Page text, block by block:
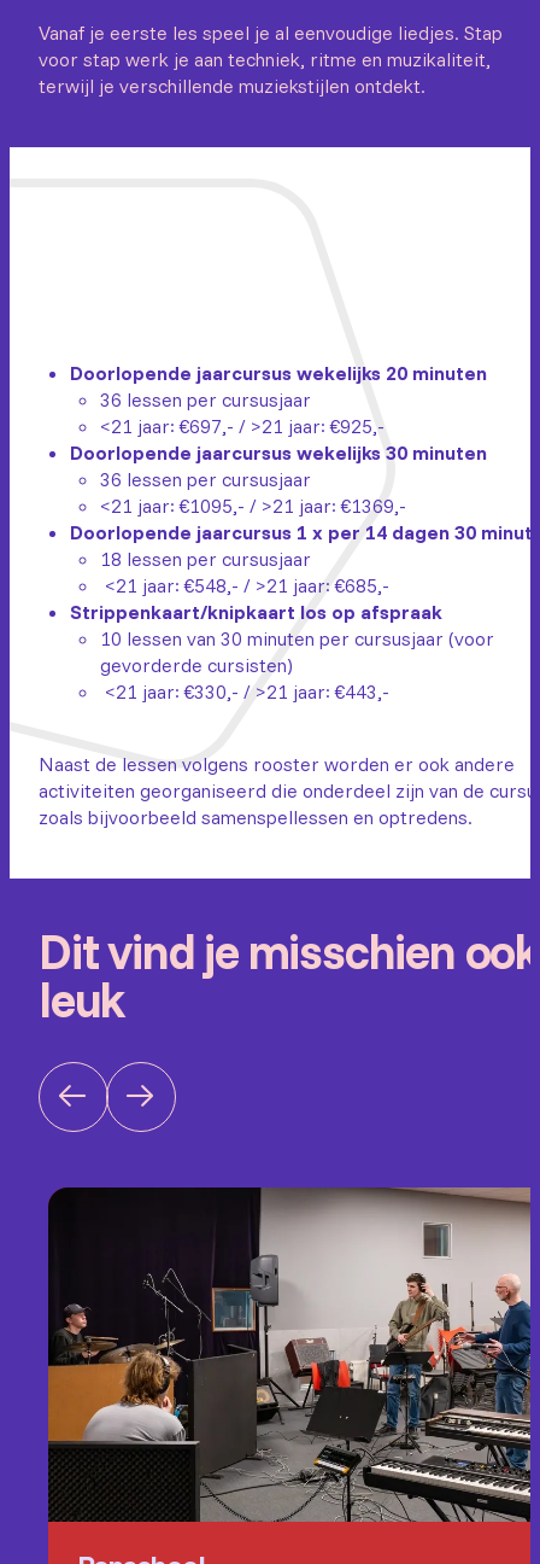
Vanaf je eerste les speel je al eenvoudige liedjes. Stap
voor stap werk je aan techniek, ritme en muzikaliteit,
terwijl je verschillende muziekstijlen ontdekt.
Doorlopende jaarcursus wekelijks 20 minuten
36 lessen per cursusjaar
<21 jaar: €697,- / >21 jaar: €925,-
Doorlopende jaarcursus wekelijks 30 minuten
36 lessen per cursusjaar
<21 jaar: €1095,- / >21 jaar: €1369,-
Doorlopende jaarcursus 1 x per 14 dagen 30
18 lessen per cursusjaar
<21 jaar: €548,- / >21 jaar: €685,-
Strippenkaart/knipkaart los op afspraak
10 lessen van 30 minuten per cursusjaar (voor
gevorderde cursisten)
<21 jaar: €330,- / >21 jaar: €443,-
Naast de lessen volgens rooster worden er ook andere
activiteiten georganiseerd die onderdeel zijn van de
zoals bijvoorbeeld samenspellessen en optredens.
Dit vind je misschien ook
leuk